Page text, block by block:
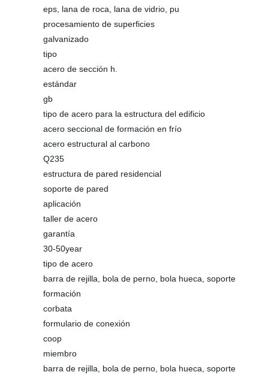
eps, lana de roca, lana de vidrio, pu
procesamiento de superficies
galvanizado
tipo
acero de sección h.
estándar
gb
tipo de acero para la estructura del edificio
acero seccional de formación en frío
acero estructural al carbono
Q235
estructura de pared residencial
soporte de pared
aplicación
taller de acero
garantía
30-50year
tipo de acero
barra de rejilla, bola de perno, bola hueca, soporte
formación
corbata
formulario de conexión
coop
miembro
barra de rejilla, bola de perno, bola hueca, soporte